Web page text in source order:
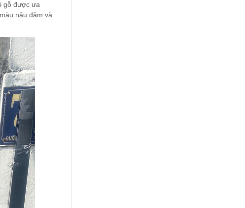
gỗ được ưa
nâu đậm và